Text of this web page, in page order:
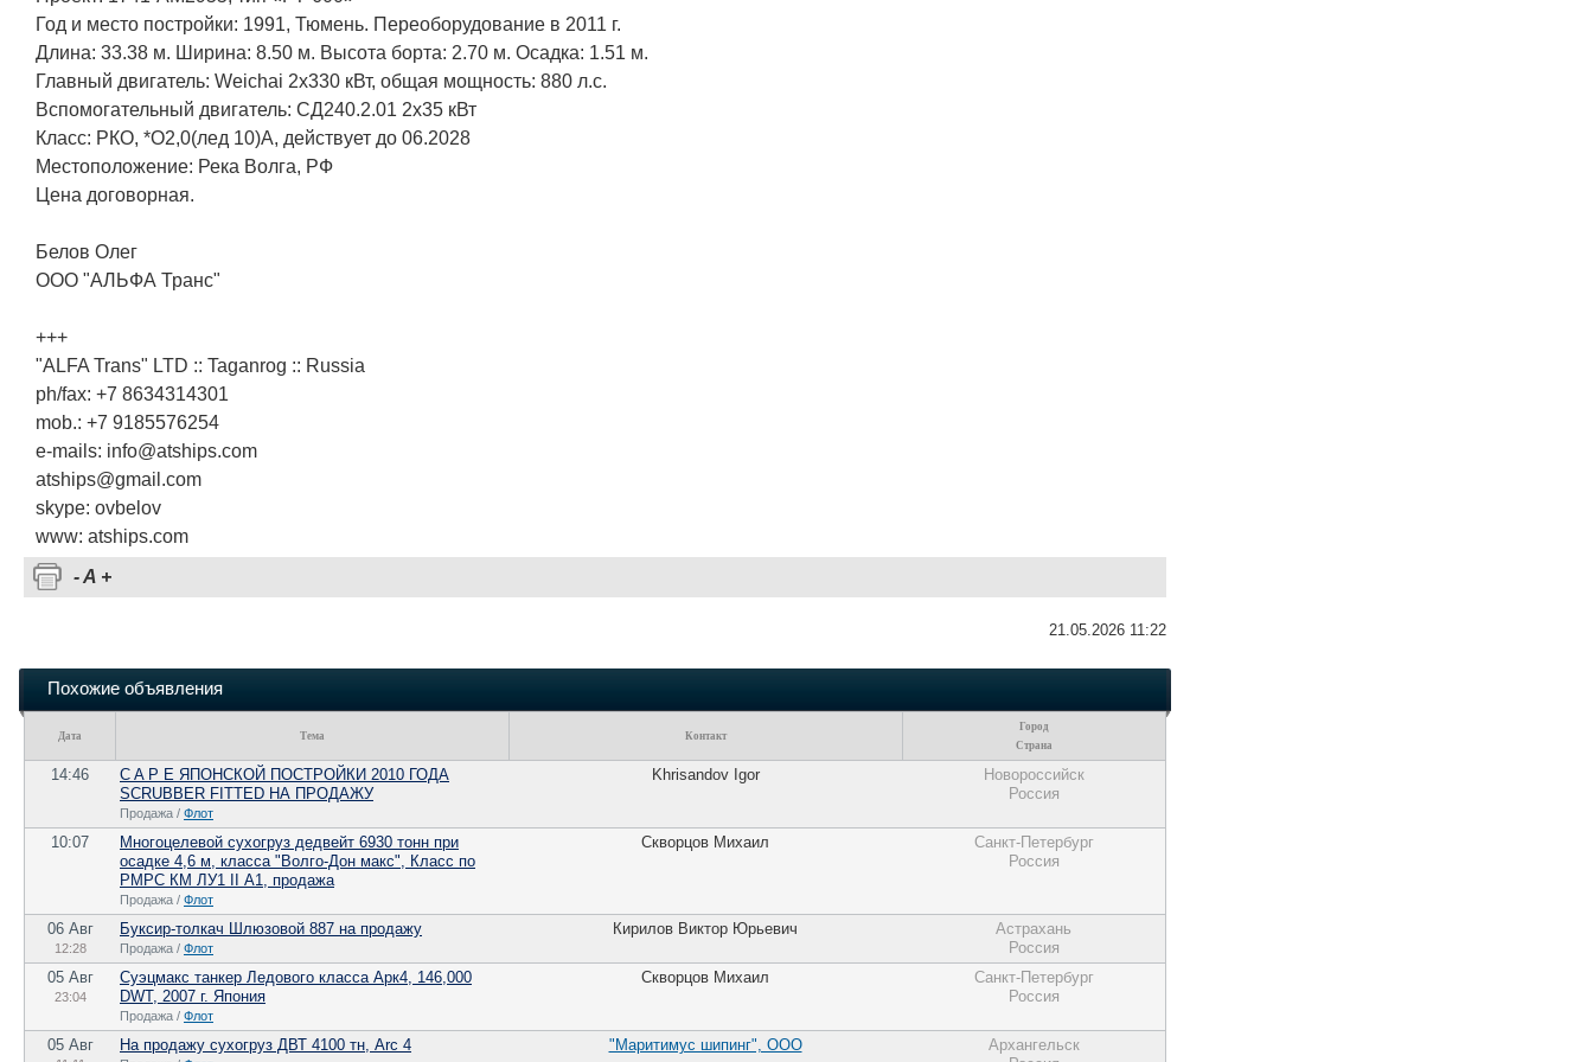
Год и место постройки: 1991, Тюмень. Переоборудование в 2011 г.
Длина: 33.38 м. Ширина: 8.50 м. Высота борта: 2.70 м. Осадка: 1.51 м.
Главный двигатель: Weichai 2x330 кВт, общая мощность: 880 л.с.
Вспомогательный двигатель: СД240.2.01 2x35 кВт
Класс: РКО, *О2,0(лед 10)А, действует до 06.2028
Местоположение: Река Волга, РФ
Цена договорная.
Белов Олег
ООО "АЛЬФА Транс"
+++
"ALFA Trans" LTD :: Taganrog :: Russia
ph/fax: +7 8634314301
mob.: +7 9185576254
e-mails: info@atships.com
atships@gmail.com
skype: ovbelov
www: atships.com
-A +
21.05.2026 11:22
Похожие объявления
Дата Тема Контакт
Город
Страна
14:46
C A P E ЯПОНСКОЙ ПОСТРОЙКИ 2010 ГОДА
SCRUBBER FITTED НА ПРОДАЖУ
Продажа / Флот
Khrisandov Igor
Новороссийск
Россия
10:07
Многоцелевой сухогруз дедвейт 6930 тонн при
осадке 4,6 м, класса "Волго-Дон макс", Класс по
РМРС КМ ЛУ1 II А1, продажа
Продажа / Флот
Скворцов Михаил
Санкт-Петербург
Россия
06 Авг
12:28
Буксир-толкач Шлюзовой 887 на продажу
Продажа / Флот
Кирилов Виктор Юрьевич
Астрахань
Россия
05 Авг
23:04
Суэцмакс танкер Ледового класса Арк4, 146,000
DWT, 2007 г. Япония
Продажа / Флот
Скворцов Михаил
Санкт-Петербург
Россия
05 Авг На продажу сухогруз ДВТ 4100 тн, Arc 4 "Маритимус шипинг", ООО
Архангельск